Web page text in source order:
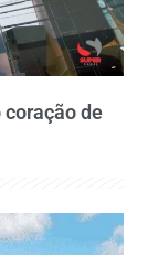
de